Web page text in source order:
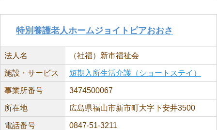
特別養護老人ホームジョイトピアおおさ
法人名 （社福）新市福祉会
施設・サービス 短期入所生活介護（ショートステイ）
事業所番号 3474500067
所在地 広島県福山市新市町大字下安井3500
電話番号 0847-51-3211